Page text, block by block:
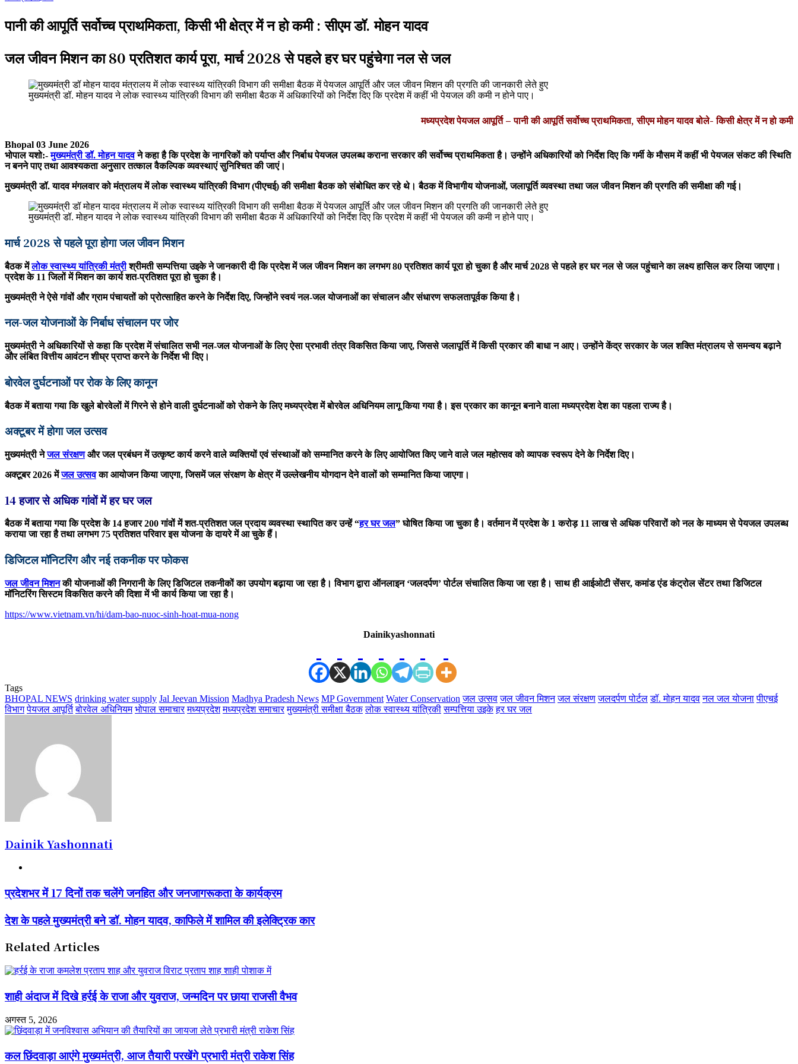
पानी की आपूर्ति सर्वोच्च प्राथमिकता, किसी भी क्षेत्र में न हो कमी : सीएम डॉ. मोहन यादव
जल जीवन मिशन का 80 प्रतिशत कार्य पूरा, मार्च 2028 से पहले हर घर पहुंचेगा नल से जल
मुख्यमंत्री डॉ. मोहन यादव ने लोक स्वास्थ्य यांत्रिकी विभाग की समीक्षा बैठक में अधिकारियों को निर्देश दिए कि प्रदेश में कहीं भी पेयजल की कमी न होने पाए।
मध्यप्रदेश पेयजल आपूर्ति – पानी की आपूर्ति सर्वोच्च प्राथमिकता, सीएम मोहन यादव बोले- किसी क्षेत्र में न हो कमी
Bhopal 03 June 2026
भोपाल यशो:-मुख्यमंत्री डॉ. मोहन यादवने कहा है कि प्रदेश के नागरिकों को पर्याप्त और निर्बाध पेयजल उपलब्ध कराना सरकार की सर्वोच्च प्राथमिकता है। उन्होंने अधिकारियों को निर्देश दिए कि गर्मी के मौसम में कहीं भी पेयजल संकट की स्थिति
न बनने पाए तथा आवश्यकता अनुसार तत्काल वैकल्पिक व्यवस्थाएं सुनिश्चित की जाएं।
मुख्यमंत्री डॉ. यादव मंगलवार को मंत्रालय में लोक स्वास्थ्य यांत्रिकी विभाग (पीएचई) की समीक्षा बैठक को संबोधित कर रहे थे। बैठक में विभागीय योजनाओं, जलापूर्ति व्यवस्था तथा जल जीवन मिशन की प्रगति की समीक्षा की गई।
मुख्यमंत्री डॉ. मोहन यादव ने लोक स्वास्थ्य यांत्रिकी विभाग की समीक्षा बैठक में अधिकारियों को निर्देश दिए कि प्रदेश में कहीं भी पेयजल की कमी न होने पाए।
मार्च 2028 से पहले पूरा होगा जल जीवन मिशन
बैठक मेंलोक स्वास्थ्य यांत्रिकी मंत्रीश्रीमती सम्पत्तिया उइके ने जानकारी दी कि प्रदेश में जल जीवन मिशन का लगभग 80 प्रतिशत कार्य पूरा हो चुका है और मार्च 2028 से पहले हर घर नल से जल पहुंचाने का लक्ष्य हासिल कर लिया जाएगा।
प्रदेश के 11 जिलों में मिशन का कार्य शत-प्रतिशत पूरा हो चुका है।
मुख्यमंत्री ने ऐसे गांवों और ग्राम पंचायतों को प्रोत्साहित करने के निर्देश दिए, जिन्होंने स्वयं नल-जल योजनाओं का संचालन और संधारण सफलतापूर्वक किया है।
नल-जल योजनाओं के निर्बाध संचालन पर जोर
मुख्यमंत्री ने अधिकारियों से कहा कि प्रदेश में संचालित सभी नल-जल योजनाओं के लिए ऐसा प्रभावी तंत्र विकसित किया जाए, जिससे जलापूर्ति में किसी प्रकार की बाधा न आए। उन्होंने केंद्र सरकार के जल शक्ति मंत्रालय से समन्वय बढ़ाने
और लंबित वित्तीय आवंटन शीघ्र प्राप्त करने के निर्देश भी दिए।
बोरवेल दुर्घटनाओं पर रोक के लिए कानून
बैठक में बताया गया कि खुले बोरवेलों में गिरने से होने वाली दुर्घटनाओं को रोकने के लिए मध्यप्रदेश में बोरवेल अधिनियम लागू किया गया है। इस प्रकार का कानून बनाने वाला मध्यप्रदेश देश का पहला राज्य है।
अक्टूबर में होगा जल उत्सव
मुख्यमंत्री नेजल संरक्षणऔर जल प्रबंधन में उत्कृष्ट कार्य करने वाले व्यक्तियों एवं संस्थाओं को सम्मानित करने के लिए आयोजित किए जाने वाले जल महोत्सव को व्यापक स्वरूप देने के निर्देश दिए।
अक्टूबर 2026 मेंजल उत्सवका आयोजन किया जाएगा, जिसमें जल संरक्षण के क्षेत्र में उल्लेखनीय योगदान देने वालों को सम्मानित किया जाएगा।
14 हजार से अधिक गांवों में हर घर जल
बैठक में बताया गया कि प्रदेश के 14 हजार 200 गांवों में शत-प्रतिशत जल प्रदाय व्यवस्था स्थापित कर उन्हें “हर घर जल” घोषित किया जा चुका है। वर्तमान में प्रदेश के 1 करोड़ 11 लाख से अधिक परिवारों को नल के माध्यम से पेयजल उपलब्ध
कराया जा रहा है तथा लगभग 75 प्रतिशत परिवार इस योजना के दायरे में आ चुके हैं।
डिजिटल मॉनिटरिंग और नई तकनीक पर फोकस
जल जीवन मिशनकी योजनाओं की निगरानी के लिए डिजिटल तकनीकों का उपयोग बढ़ाया जा रहा है। विभाग द्वारा ऑनलाइन ‘जलदर्पण’ पोर्टल संचालित किया जा रहा है। साथ ही आईओटी सेंसर, कमांड एंड कंट्रोल सेंटर तथा डिजिटल
मॉनिटरिंग सिस्टम विकसित करने की दिशा में भी कार्य किया जा रहा है।
https://www.vietnam.vn/hi/dam-bao-nuoc-sinh-hoat-mua-nong
Dainikyashonnati
Tags
BHOPAL NEWS drinking water supply Jal Jeevan Mission Madhya Pradesh News MP Government Water Conservation जल उत्सव जल जीवन मिशन जल संरक्षण जलदर्पण पोर्टल डॉ. मोहन यादव नल जल योजना पीएचई
विभाग पेयजल आपूर्ति बोरवेल अधिनियम भोपाल समाचार मध्यप्रदेश मध्यप्रदेश समाचार मुख्यमंत्री समीक्षा बैठक लोक स्वास्थ्य यांत्रिकी सम्पत्तिया उइके हर घर जल
Dainik Yashonnati
प्रदेशभर
में
दिनों
चलेंगे
जनहित
और
जनजागरूकता
कार्यक्रम
प्रदेशभर में 17 दिनों तक चलेंगे जनहित और जनजागरूकता के कार्यक्रम
देश
के
मुख्यमंत्री
डॉ.
यादव,
काफिले
शामिल
की
कार
देश के पहले मुख्यमंत्री बने डॉ. मोहन यादव, काफिले में शामिल की इलेक्ट्रिक कार
Related Articles
शाही अंदाज में दिखे हर्रई के राजा और युवराज, जन्मदिन पर छाया राजसी वैभव
अगस्त 5, 2026
कल छिंदवाड़ा आएंगे मुख्यमंत्री, आज तैयारी परखेंगे प्रभारी मंत्री राकेश सिंह